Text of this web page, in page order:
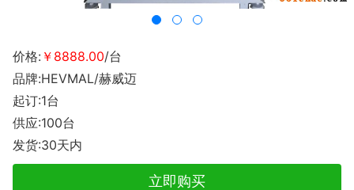
价格: ￥8888.00/台
品牌:HEVMAL/赫威迈
起订:1台
供应:100台
发货:30天内
立即购买